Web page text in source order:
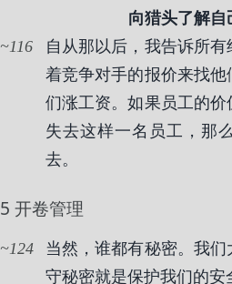
向猎头了解
116
自从那以后，我告诉所
着竞争对手的报价来找
们涨工资。如果员工的
失去这样一名员工，那
去。
5 开卷管理
124
当然，谁都有秘密。我
守秘密就是保护我们的安